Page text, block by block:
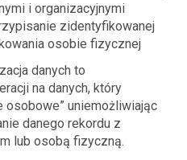
i organizacyjnymi
zidentyfikowanej
osobie fizycznej
danych to
na danych, który
osobowe” uniemożliwiając
danego rekordu z
lub osobą fizyczną.